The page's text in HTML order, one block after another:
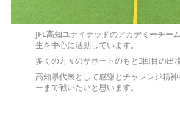
JFL高知ユナイテッドのアカデミーチー
生を中心に活動しています。
多くの方々のサポートのもと3回目の出
高知県代表として感謝とチャレンジ精
ーまで戦いたいと思います。